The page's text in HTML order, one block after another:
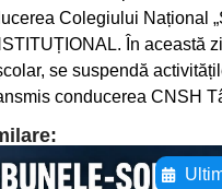
Colegiului Național
În această
se suspendă
conducerea CNSH